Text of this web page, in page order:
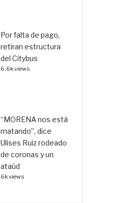
Por falta de pago,
retiran estructura
del Citybus
6.6k views
“MORENA nos está
matando”, dice
Ulises Ruiz rodeado
de coronas y un
ataúd
6k views